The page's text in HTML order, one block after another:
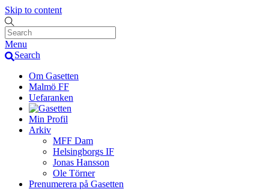
Skip to content
Menu
Search
Om Gasetten
Malmö FF
Uefaranken
Min Profil
Arkiv
MFF Dam
Helsingborgs IF
Jonas Hansson
Ole Törner
Prenumerera på Gasetten